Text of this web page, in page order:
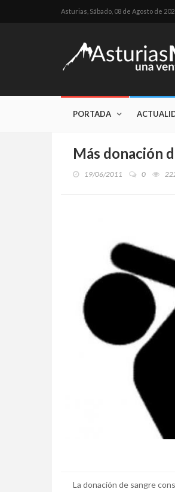
Asturias, Sábado, 08 de Agosto de
PORTADA
Más donación
19/06/2011 0
La donación de sangre